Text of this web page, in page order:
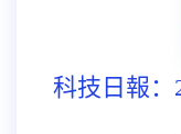
科技日報：